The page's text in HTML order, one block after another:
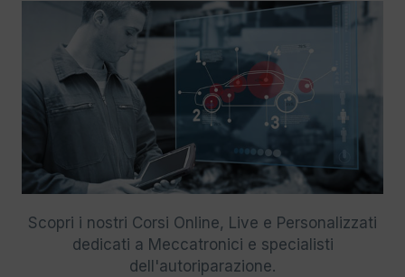
Scopri i nostri Corsi Online, Live e Personalizzati
dedicati a Meccatronici e specialisti
dell'autoriparazione.